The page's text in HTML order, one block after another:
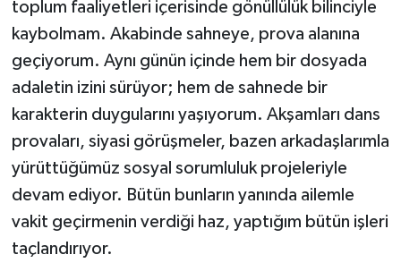
toplum faaliyetleri içerisinde gönüllülük bilinciyle
kaybolmam. Akabinde sahneye, prova alanına
geçiyorum. Aynı günün içinde hem bir dosyada
adaletin izini sürüyor; hem de sahnede bir
karakterin duygularını yaşıyorum. Akşamları dans
provaları, siyasi görüşmeler, bazen arkadaşlarımla
yürüttüğümüz sosyal sorumluluk projeleriyle
devam ediyor. Bütün bunların yanında ailemle
vakit geçirmenin verdiği haz, yaptığım bütün işleri
taçlandırıyor.